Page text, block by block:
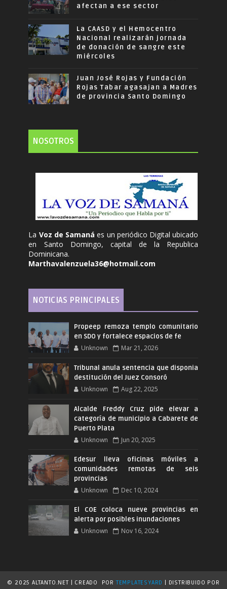
afectan a ese sector
La CAASD y el Hemocentro
Nacional realizarán jornada
de donación de sangre este
miércoles
Juan José Rojas y Fundación
Rojas Tabar agasajan a Madres
de provincia Santo Domingo
NOSOTROS
La Voz de Samanáes un periódico Digital ubicado
en Santo Domingo, capital de la Republica
Dominicana.
Marthavalenzuela36@hotmail.com
NOTICIAS PRINCIPALES
Propeep remoza templo comunitario
en SDO y fortalece espacios de fe
Unknown Mar 21, 2026
Tribunal anula sentencia que disponia
destitución del Juez Consoró
Unknown Aug 22, 2025
Alcalde Freddy Cruz pide elevar a
categoría de municipio a Cabarete de
Puerto Plata
Unknown Jun 20, 2025
Edesur lleva oficinas móviles a
comunidades remotas de seis
provincias
Unknown Dec 10, 2024
El COE coloca nueve provincias en
alerta por posibles inundaciones
Unknown Nov 16, 2024
© 2025 ALTANTO.NET | CREADO PORTEMPLATESYARD | DISTRIBUIDO POR